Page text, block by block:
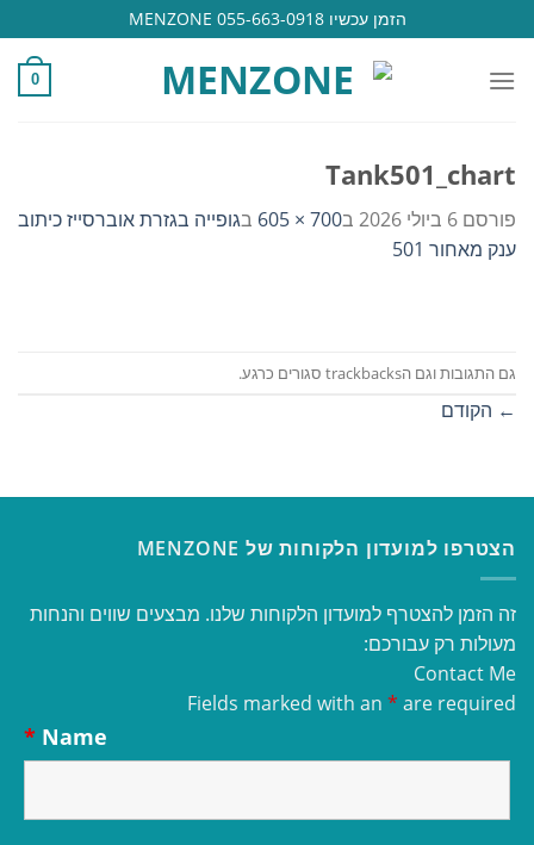
to
content
הזמן עכשיו 055-663-0918 MENZONE
0
Tank501_chart
פורסם 6 ביולי 2026 ב700 × 605 בגופייה בגזרת אוברסייז כיתוב
ענק מאחור 501
גם התגובות וגם הtrackbacks סגורים כרגע.
← הקודם
הצטרפו למועדון הלקוחות של MENZONE
זה הזמן להצטרף למועדון הלקוחות שלנו. מבצעים שווים והנחות
מעולות רק עבורכם:
Contact Me
Fields marked with an * are required
Name
*